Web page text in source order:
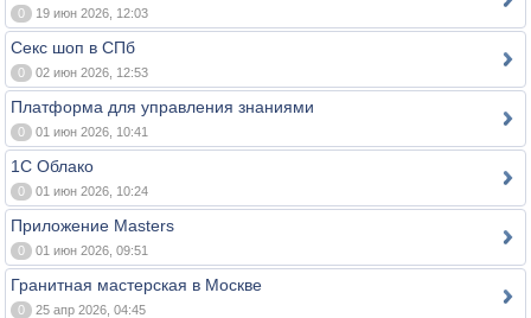
0 19 июн 2026, 12:03
Секс шоп в СПб
0 02 июн 2026, 12:53
Платформа для управления знаниями
0 01 июн 2026, 10:41
1С Облако
0 01 июн 2026, 10:24
Приложение Masters
0 01 июн 2026, 09:51
Гранитная мастерская в Москве
0 25 апр 2026, 04:45